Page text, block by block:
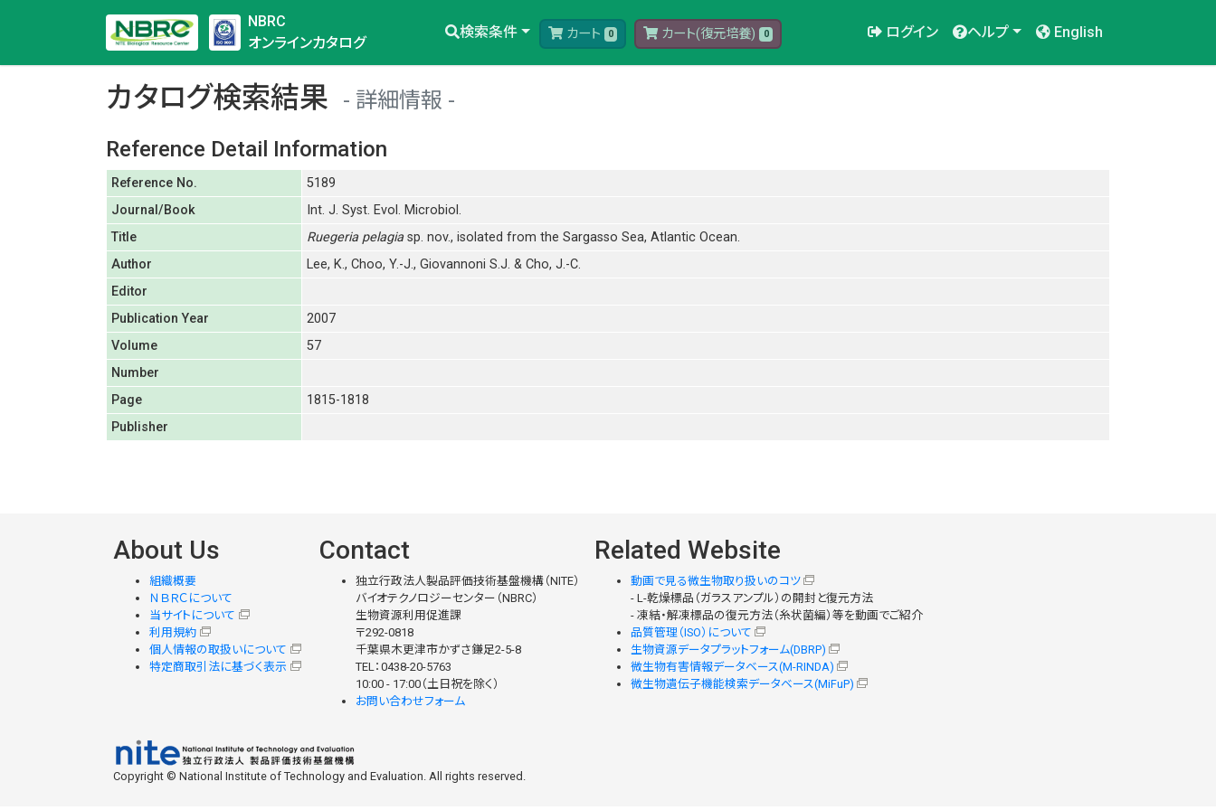
NBRC
オンラインカタログ
検索条件 カート 0 カート(復元培養) 0 ログイン ヘルプ English
カタログ検索結果
詳細情報
Reference Detail Information
Reference No.
5189
Journal/Book
Int. J. Syst. Evol. Microbiol.
Title
Ruegeria pelagiasp. nov., isolated from the Sargasso Sea, Atlantic Ocean.
Author
Lee, K., Choo, Y.-J., Giovannoni S.J. & Cho, J.-C.
Editor
Publication Year
2007
Volume
57
Number
Page
1815-1818
Publisher
About Us
組織概要
ＮＢＲＣについて
当サイトについて
利用規約
個人情報の取扱いについて
特定商取引法に基づく表示
Contact
独立行政法人製品評価技術基盤機構（NITE）
バイオテクノロジーセンター（NBRC）
生物資源利用促進課
〒292-0818
千葉県木更津市かずさ鎌足2-5-8
TEL：0438-20-5763
10:00 - 17:00（土日祝を除く）
お問い合わせフォーム
Related Website
動画で見る微生物取り扱いのコツ
- L-乾燥標品（ガラスアンプル）の開封と復元方法
- 凍結・解凍標品の復元方法（糸状菌編）等を動画でご紹介
品質管理（ISO）について
生物資源データプラットフォーム(DBRP)
微生物有害情報データベース(M-RINDA)
微生物遺伝子機能検索データベース(MiFuP)
Copyright © National Institute of Technology and Evaluation. All rights reserved.